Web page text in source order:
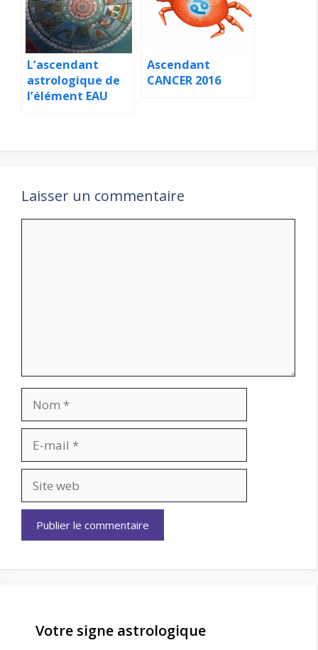
L’ascendant
astrologique de
l’élément EAU
Ascendant
CANCER 2016
Laisser un commentaire
mail
web
Votre signe astrologique